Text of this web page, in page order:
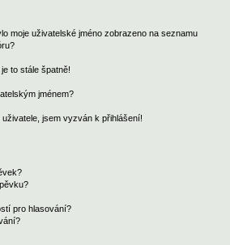
moje uživatelské jméno zobrazeno na seznamu
to stále špatně!
jménem?
jsem vyzván k přihlášení!
pro hlasování?